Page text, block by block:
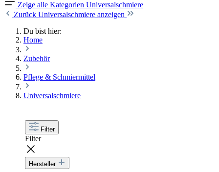
Zeige alle Kategorien Universalschmiere
Zurück Universalschmiere anzeigen
Du bist hier:
Home
Zubehör
Pflege & Schmiermittel
Universalschmiere
Filter
Filter
Hersteller